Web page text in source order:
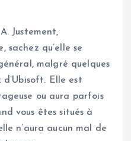
Justement,
qu’elle se
malgré quelques
d’Ubisoft. Elle est
ou aura parfois
vous êtes situés à
n’aura aucun mal de